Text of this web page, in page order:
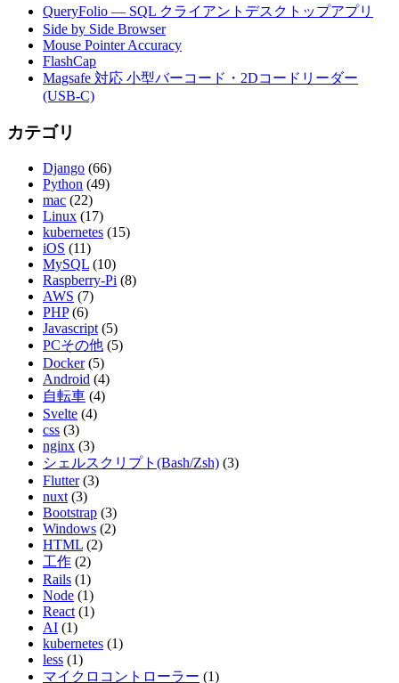
QueryFolio — SQL クライアントデスクトップアプリ
Side by Side Browser
Mouse Pointer Accuracy
FlashCap
Magsafe 対応 小型バーコード・2Dコードリーダー
(USB-C)
カテゴリ
Django (66)
Python (49)
mac (22)
Linux (17)
kubernetes (15)
iOS (11)
MySQL (10)
Raspberry-Pi (8)
AWS (7)
PHP (6)
Javascript (5)
PCその他 (5)
Docker (5)
Android (4)
自転車 (4)
Svelte (4)
css (3)
nginx (3)
シェルスクリプト(Bash/Zsh) (3)
Flutter (3)
nuxt (3)
Bootstrap (3)
Windows (2)
HTML (2)
工作 (2)
Rails (1)
Node (1)
React (1)
AI (1)
kubernetes (1)
less (1)
マイクロコントローラー (1)